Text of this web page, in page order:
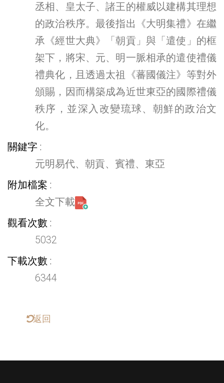
丞相、皇太子、諸王的權威以建構其理想
的政治秩序。最後指出《大明集禮》在繼
承《經世大典》「朝貢」與「遣使」的框
架下，將宋、元、明一脈相承的遣使禮儀
禮典化，且透過太祖《蕃國儀注》等對外
頒賜，因而構築成為近世東亞的國際禮儀
秩序，並深入改變琉球、朝鮮的政治文
化。
關鍵字
元明易代、朝貢、賓禮、東亞
附加檔案
全文下載
觀看次數
5032
下載次數
6344
返回